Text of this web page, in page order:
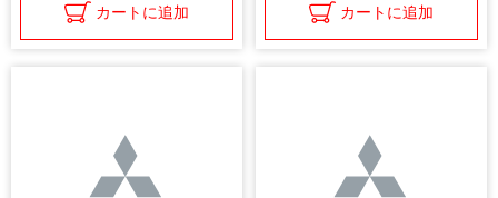
カートに追加 カートに追加